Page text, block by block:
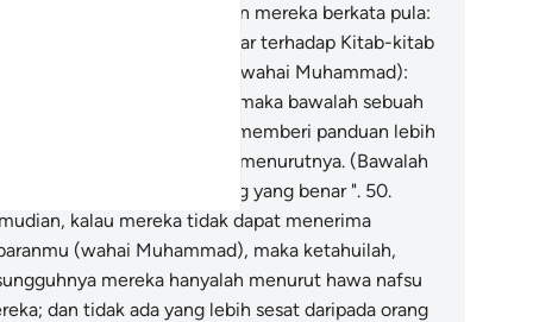
menyokong yang lain). "Dan mereka berkata pula:
kami kufur ingkar terhadap Kitab-kitab
Katakanlah (wahai Muhammad):
demikianlah sikap kamu maka bawalah sebuah
dari sisi Allah yang dapat memberi panduan lebih
keduanya, supaya aku menurutnya. (Bawalah
jika betul kamu orang-orang yang benar ". 50.
kalau mereka tidak dapat menerima
(wahai Muhammad), maka ketahuilah,
mereka hanyalah menurut hawa nafsu
dan tidak ada yang lebih sesat daripada orang